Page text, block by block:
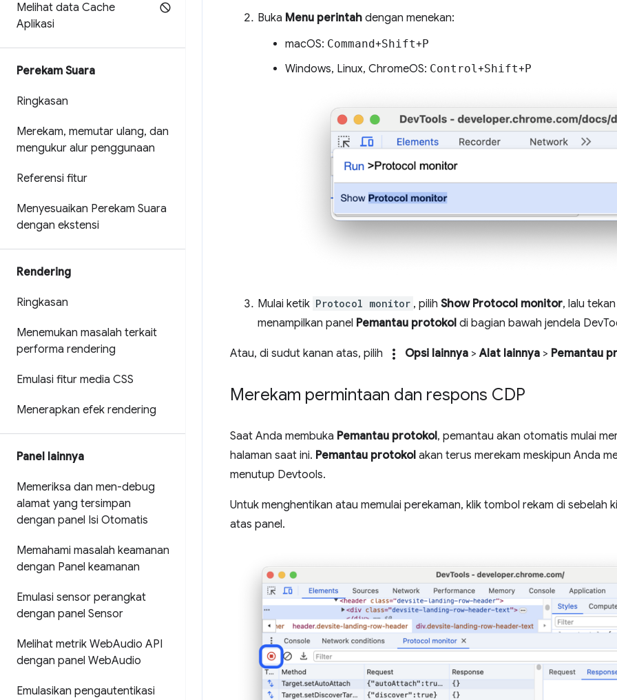
Melihat data Cache
Aplikasi
Perekam Suara
Ringkasan
Merekam, memutar ulang, dan
mengukur alur penggunaan
Referensi fitur
Menyesuaikan Perekam Suara
dengan ekstensi
Rendering
Ringkasan
Menemukan masalah terkait
performa rendering
Emulasi fitur media CSS
Menerapkan efek rendering
Panel lainnya
Memeriksa dan men-debug
alamat yang tersimpan
dengan panel Isi Otomatis
Memahami masalah keamanan
dengan Panel keamanan
Emulasi sensor perangkat
dengan panel Sensor
Melihat metrik WebAudio API
dengan panel WebAudio
Emulasikan pengautentikasi
Buka Menu perintah dengan menekan:
macOS: Command+Shift+P
Windows, Linux, ChromeOS: Control+Shift+P
Mulai ketik Protocol monitor , pilih Show Protocol monitor, lalu tekan
menampilkan panel Pemantau protokol di bagian bawah jendela
Atau, di sudut kanan atas, pilih more_vert Opsi lainnya >Alat lainnya > Pemantau
Merekam permintaan dan respons CDP
Saat Anda membuka Pemantau protokol, pemantau akan otomatis mulai
halaman saat ini. Pemantau protokol akan terus merekam meskipun Anda
menutup Devtools.
Untuk menghentikan atau memulai perekaman, klik tombol rekam di sebelah
atas panel.